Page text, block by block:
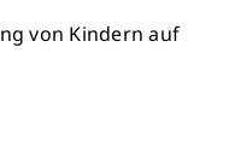
von Kindern auf